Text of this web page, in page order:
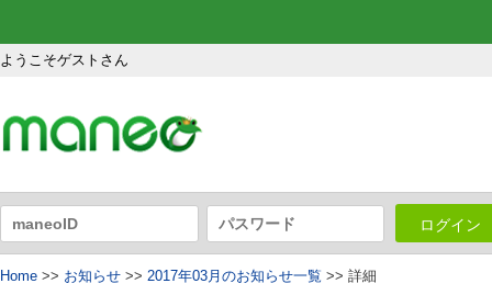
ようこそゲストさん
ログイン
Home >> お知らせ >> 2017年03月のお知らせ一覧 >> 詳細